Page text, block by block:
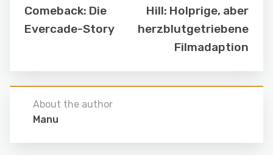
Comeback: Die
Evercade-Story
Hill: Holprige, aber
herzblutgetriebene
Filmadaption
About the author
Manu